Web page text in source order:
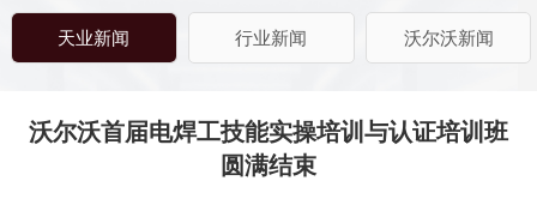
天业新闻 行业新闻 沃尔沃新闻
沃尔沃首届电焊工技能实操培训与认证培训班
圆满结束